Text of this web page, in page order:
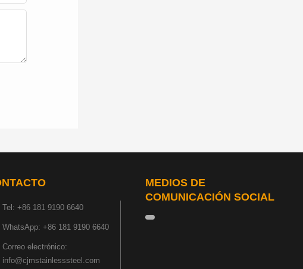
Tel: +86 181 9190 6640
WhatsApp: +86 181 9190 6640
Correo electrónico:
info@cjmstainlesssteel.com
MEDIOS DE
COMUNICACIÓN SOCIAL